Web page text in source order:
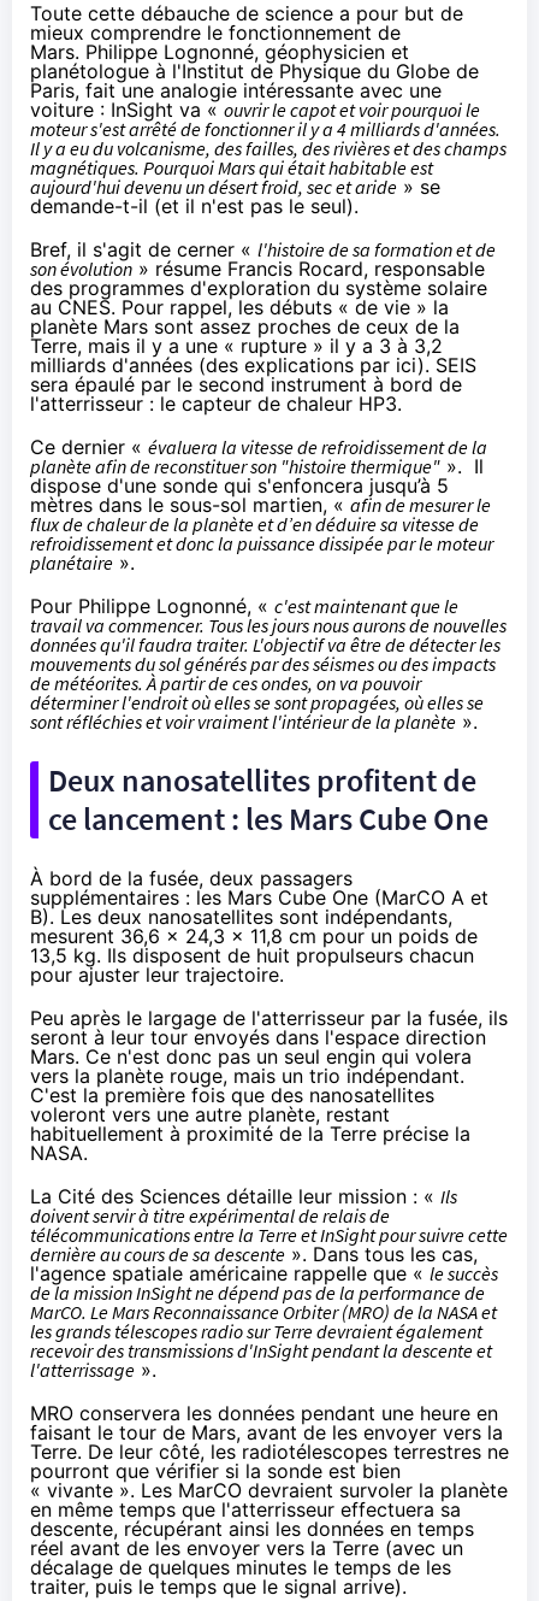
Toute cette débauche de science a pour but de
mieux comprendre le fonctionnement de
Mars. Philippe Lognonné, géophysicien et
planétologue à l'Institut de Physique du Globe de
Paris, fait une analogie intéressante avec une
voiture : InSight va « ouvrir le capot et voir pourquoi le
moteur s'est arrêté de fonctionner il y a 4 milliards d'années.
Il y a eu du volcanisme, des failles, des rivières et des champs
magnétiques. Pourquoi Mars qui était habitable est
aujourd'hui devenu un désert froid, sec et aride » se
demande-t-il (et il n'est pas le seul).
Bref, il s'agit de cerner « l'histoire de sa formation et de
son évolution » résume Francis Rocard, responsable
des programmes d'exploration du système solaire
au CNES. Pour rappel, les débuts « de vie » la
planète Mars sont assez proches de ceux de la
Terre, mais il y a une « rupture » il y a 3 à 3,2
milliards d'années (des explications par ici). SEIS
sera épaulé par le second instrument à bord de
l'atterrisseur : le capteur de chaleur HP3.
Ce dernier « évaluera la vitesse de refroidissement de la
planète afin de reconstituer son "histoire thermique" ». Il
dispose d'une sonde qui s'enfoncera jusqu’à 5
mètres dans le sous-sol martien, « afin de mesurer le
flux de chaleur de la planète et d’en déduire sa vitesse de
refroidissement et donc la puissance dissipée par le moteur
planétaire ».
Pour Philippe Lognonné, « c'est maintenant que le
travail va commencer. Tous les jours nous aurons de nouvelles
données qu'il faudra traiter. L'objectif va être de détecter les
mouvements du sol générés par des séismes ou des impacts
de météorites. À partir de ces ondes, on va pouvoir
déterminer l'endroit où elles se sont propagées, où elles se
sont réfléchies et voir vraiment l'intérieur de la planète ».
Deux nanosatellites profitent de
ce lancement : les Mars Cube One
À bord de la fusée, deux passagers
supplémentaires : les Mars Cube One (MarCO A et
B). Les deux nanosatellites sont indépendants,
mesurent 36,6 x 24,3 x 11,8 cm pour un poids de
13,5 kg. Ils disposent de huit propulseurs chacun
pour ajuster leur trajectoire.
Peu après le largage de l'atterrisseur par la fusée, ils
seront à leur tour envoyés dans l'espace direction
Mars. Ce n'est donc pas un seul engin qui volera
vers la planète rouge, mais un trio indépendant.
C'est la première fois que des nanosatellites
voleront vers une autre planète, restant
habituellement à proximité de la Terre précise la
NASA.
La Cité des Sciences détaille leur mission : « Ils
doivent servir à titre expérimental de relais de
télécommunications entre la Terre et InSight pour suivre cette
dernière au cours de sa descente ». Dans tous les cas,
l'agence spatiale américaine rappelle que « le succès
de la mission InSight ne dépend pas de la performance de
MarCO. Le Mars Reconnaissance Orbiter (MRO) de la NASA et
les grands télescopes radio sur Terre devraient également
recevoir des transmissions d'InSight pendant la descente et
l'atterrissage ».
MRO conservera les données pendant une heure en
faisant le tour de Mars, avant de les envoyer vers la
Terre. De leur côté, les radiotélescopes terrestres ne
pourront que vérifier si la sonde est bien
« vivante ». Les MarCO devraient survoler la planète
en même temps que l'atterrisseur effectuera sa
descente, récupérant ainsi les données en temps
réel avant de les envoyer vers la Terre (avec un
décalage de quelques minutes le temps de les
traiter, puis le temps que le signal arrive).